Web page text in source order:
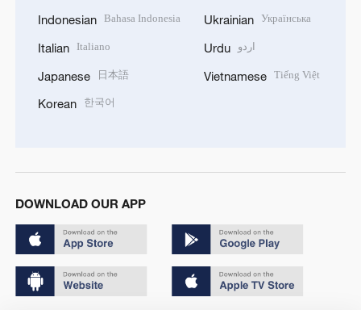
Indonesian Bahasa Indonesia
Italian Italiano
Japanese 日本語
Korean 한국어
Ukrainian Українська
Urdu اردو
Vietnamese Tiếng Việt
DOWNLOAD OUR APP